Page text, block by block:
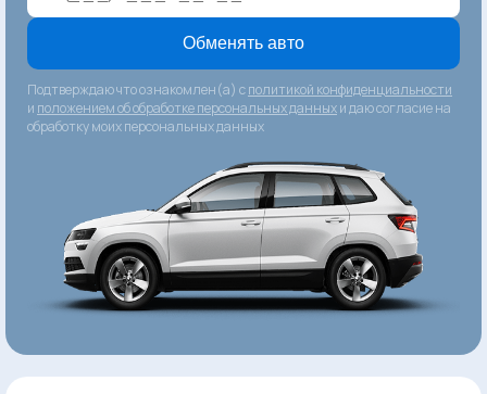
Обменять авто
Подтверждаю что ознакомлен(а) сполитикой конфиденциальности
и положением об обработке персональных данныхи даю согласие на
обработку моих персональных данных